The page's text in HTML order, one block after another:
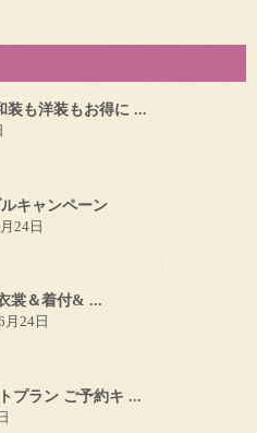
装も洋装もお得に ...
キャンペーン
24日
裳＆着付& ...
月24日
プラン ご予約キ ...